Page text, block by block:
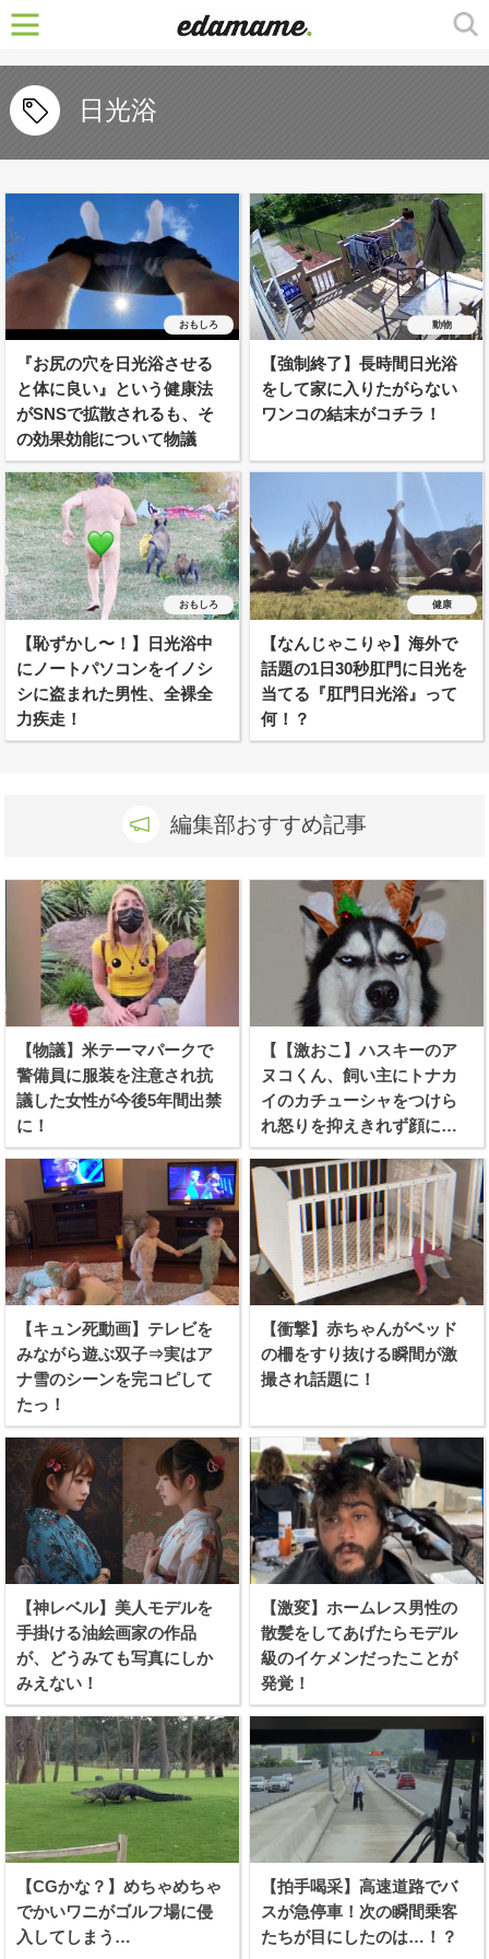
日光浴
『お尻の穴を日光浴させる
と体に良い』という健康法
がSNSで拡散されるも、そ
の効果効能について物議
おもしろ
【強制終了】長時間日光浴
をして家に入りたがらない
ワンコの結末がコチラ！
動物
【恥ずかし〜！】日光浴中
にノートパソコンをイノシ
シに盗まれた男性、全裸全
力疾走！
おもしろ
【なんじゃこりゃ】海外で
話題の1日30秒肛門に日光を
当てる『肛門日光浴』って
何！？
健康
編集部おすすめ記事
【物議】米テーマパークで
警備員に服装を注意され抗
議した女性が今後5年間出禁
に！
【【激おこ】ハスキーのア
ヌコくん、飼い主にトナカ
イのカチューシャをつけら
れ怒りを抑えきれず顔に出
てしまう！
【キュン死動画】テレビを
みながら遊ぶ双子⇒実はア
ナ雪のシーンを完コピして
たっ！
【衝撃】赤ちゃんがベッド
の柵をすり抜ける瞬間が激
撮され話題に！
【神レベル】美人モデルを
手掛ける油絵画家の作品
が、どうみても写真にしか
みえない！
【激変】ホームレス男性の
散髪をしてあげたらモデル
級のイケメンだったことが
発覚！
【CGかな？】めちゃめちゃ
でかいワニがゴルフ場に侵
入してしまう…
【拍手喝采】高速道路でバ
スが急停車！次の瞬間乗客
たちが目にしたのは…！？